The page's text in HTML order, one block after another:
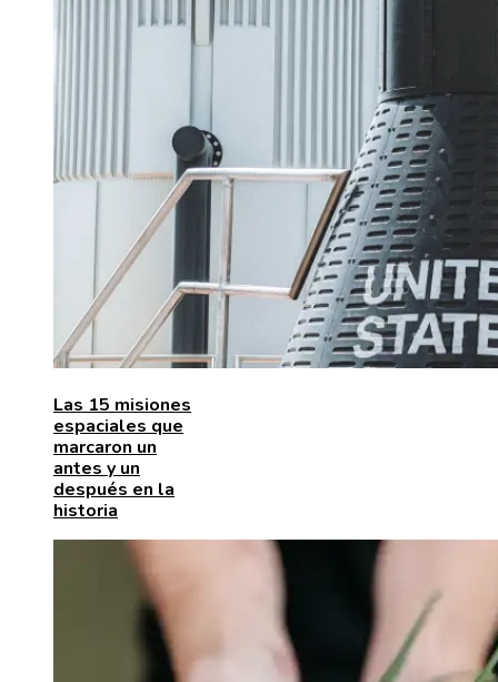
Las 15 misiones
espaciales que
marcaron un
antes y un
después en la
historia